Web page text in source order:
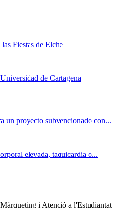
Fiestas de Elche
de Cartagena
un proyecto subvencionado con...
elevada, taquicardia o...
i Atenció a l'Estudiantat